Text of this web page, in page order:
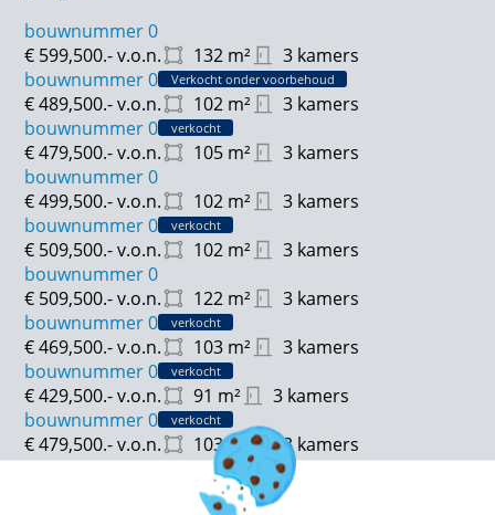
bouwnummer 0
132 m² 3 kamers
€ 599,500.-v.o.n.
bouwnummer 0
Verkocht onder voorbehoud
102 m² 3 kamers
€ 489,500.-v.o.n.
bouwnummer 0
verkocht
105 m² 3 kamers
€ 479,500.-v.o.n.
bouwnummer 0
102 m² 3 kamers
€ 499,500.-v.o.n.
bouwnummer 0
verkocht
102 m² 3 kamers
€ 509,500.-v.o.n.
bouwnummer 0
122 m² 3 kamers
€ 509,500.-v.o.n.
bouwnummer 0
verkocht
103 m² 3 kamers
€ 469,500.-v.o.n.
bouwnummer 0
verkocht
91 m² 3 kamers
€ 429,500.-v.o.n.
bouwnummer 0
verkocht
103m² 3 kamers
€ 479,500.-v.o.n.
103m² 3 kamers